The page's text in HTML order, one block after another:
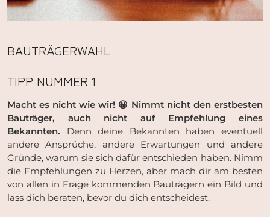
BAUTRÄGERWAHL
TIPP NUMMER 1
Macht es nicht wie wir! 😀 Nimmt nicht den erstbesten
Bauträger, auch nicht auf Empfehlung eines
Bekannten. Denn deine Bekannten haben eventuell
andere Ansprüche, andere Erwartungen und andere
Gründe, warum sie sich dafür entschieden haben. Nimm
die Empfehlungen zu Herzen, aber mach dir am besten
von allen in Frage kommenden Bauträgern ein Bild und
lass dich beraten, bevor du dich entscheidest.